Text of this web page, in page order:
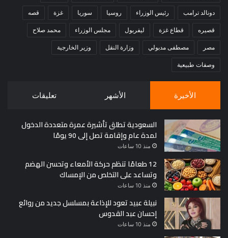
دونالد ترامب رئيس الوزراء روسيا سوريا غزة قصه
قصيره قطاع غزة ليفربول مجلس الوزراء محمد صلاح
مصر مصطفى مدبولي وزارة النقل وزير الخارجية
وصفات طبيعية
الأخيرة الأشهر تعليقات
السعودية تطلق تأشيرة عمرة متعددة الدخول
لمدة عام وإقامة تصل إلى 90 يومًا
منذ 10 ساعات
12 طعامًا تنظم حركة الأمعاء وتحسن الهضم
وتساعد على التخلص من الإمساك
منذ 10 ساعات
نبيلة عبيد تعود للإذاعة بمسلسل جديد من روائع
إحسان عبد القدوس
منذ 10 ساعات